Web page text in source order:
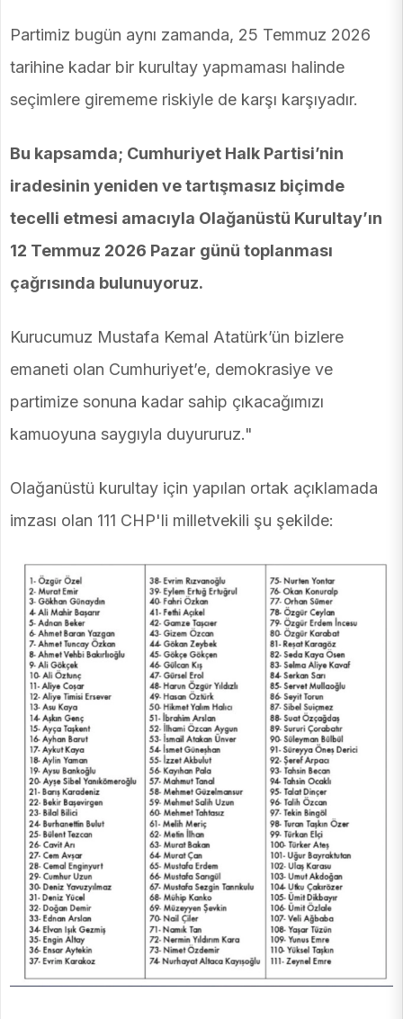
Partimiz bugün aynı zamanda, 25 Temmuz 2026
tarihine kadar bir kurultay yapmaması halinde
seçimlere girememe riskiyle de karşı karşıyadır.
Bu kapsamda; Cumhuriyet Halk Partisi’nin
iradesinin yeniden ve tartışmasız biçimde
tecelli etmesi amacıyla Olağanüstü Kurultay’ın
12 Temmuz 2026 Pazar günü toplanması
çağrısında bulunuyoruz.
Kurucumuz Mustafa Kemal Atatürk’ün bizlere
emaneti olan Cumhuriyet’e, demokrasiye ve
partimize sonuna kadar sahip çıkacağımızı
kamuoyuna saygıyla duyururuz."
Olağanüstü kurultay için yapılan ortak açıklamada
imzası olan 111 CHP'li milletvekili şu şekilde: